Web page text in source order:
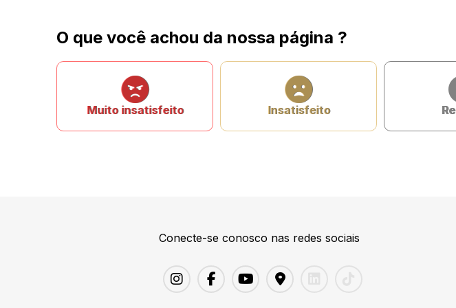
O que você achou da nossa página ?
Muito insatisfeito Insatisfeito
Conecte-se conosco nas redes sociais